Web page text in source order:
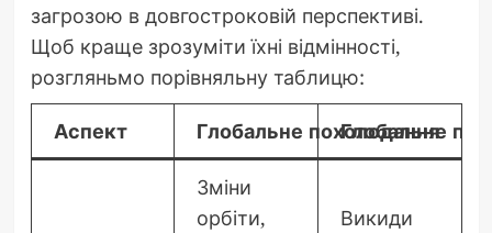
загрозою в довгостроковій перспективі.
Щоб краще зрозуміти їхні відмінності,
розгляньмо порівняльну таблицю:
Аспект Глобальне похолодання
Глобальне
Зміни
орбіти,
Викиди